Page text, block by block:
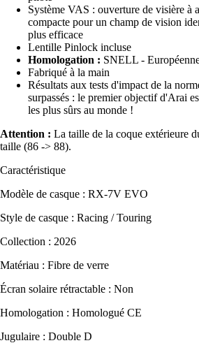
Système VAS : ouverture de visière à
compacte pour un champ de vision
plus efficace
Lentille Pinlock incluse
Homologation : SNELL -
Fabriqué à la main
Résultats aux tests d'impact de la
surpassés : le premier objectif d'Arai
les plus sûrs au monde !
Attention : La taille de la coque extérieure
taille (86 -> 88).
Caractéristique
Modèle de casque : RX-7V EVO
Style de casque : Racing / Touring
Collection : 2026
Matériau : Fibre de verre
Écran solaire rétractable : Non
Homologation : Homologué CE
Jugulaire : Double D